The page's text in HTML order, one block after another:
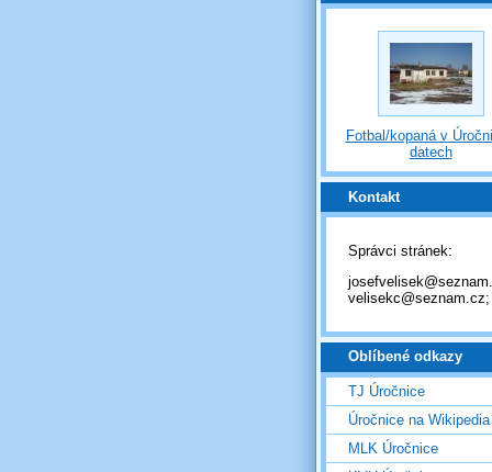
Fotbal/kopaná v
datech
Kontakt
Správci stránek:
velisekc@seznam.cz;
Oblíbené odkazy
TJ Úročnice
Úročnice na Wikipedia
MLK Úročnice